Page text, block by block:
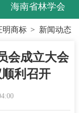
海南省林学会
明商标 > 新闻动态
会成立大会
利召开